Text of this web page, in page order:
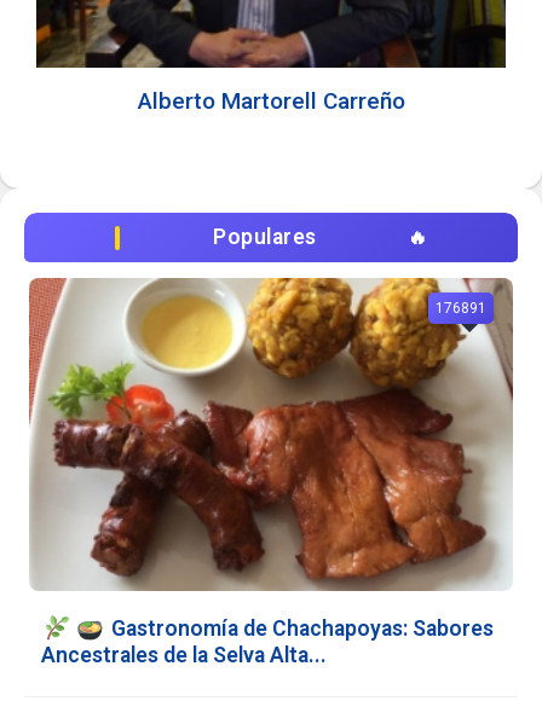
Alberto Martorell Carreño
Populares
Gastronomía de Chachapoyas: Sabores
Ancestrales de la Selva Alta...
176891